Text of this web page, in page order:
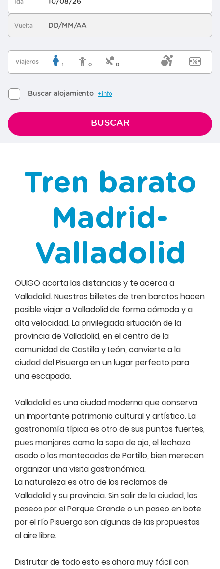
Tren barato
Madrid-
Valladolid
OUIGO acorta las distancias y te acerca a
Valladolid. Nuestros billetes de tren baratos hacen
posible viajar a Valladolid de forma cómoda y a
alta velocidad. La privilegiada situación de la
provincia de Valladolid, en el centro de la
comunidad de Castilla y León, convierte a la
ciudad del Pisuerga en un lugar perfecto para
una escapada.
Valladolid es una ciudad moderna que conserva
un importante patrimonio cultural y artístico. La
gastronomía típica es otro de sus puntos fuertes,
pues manjares como la sopa de ajo, el lechazo
asado o los mantecados de Portillo, bien merecen
organizar una visita gastronómica.
La naturaleza es otro de los reclamos de
Valladolid y su provincia. Sin salir de la ciudad, los
paseos por el Parque Grande o un paseo en bote
por el río Pisuerga son algunas de las propuestas
al aire libre.
Disfrutar de todo esto es ahora muy fácil con